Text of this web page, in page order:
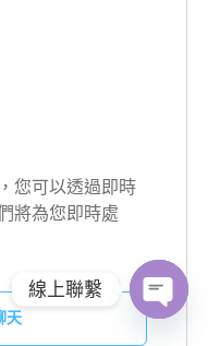
您可以透過即時
將為您即時處
天
線上聯繫